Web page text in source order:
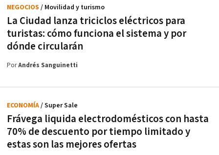
La Ciudad lanza triciclos eléctricos para
turistas: cómo funciona el sistema y por
dónde circularán
NEGOCIOS / Movilidad y turismo
PorAndrés Sanguinetti
Frávega liquida electrodomésticos con hasta
70% de descuento por tiempo limitado y
estas son las mejores ofertas
ECONOMÍA/ Super Sale